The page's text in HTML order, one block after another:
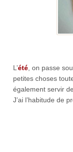
L’été, on passe
petites choses
également servir
J’ai l’habitude de